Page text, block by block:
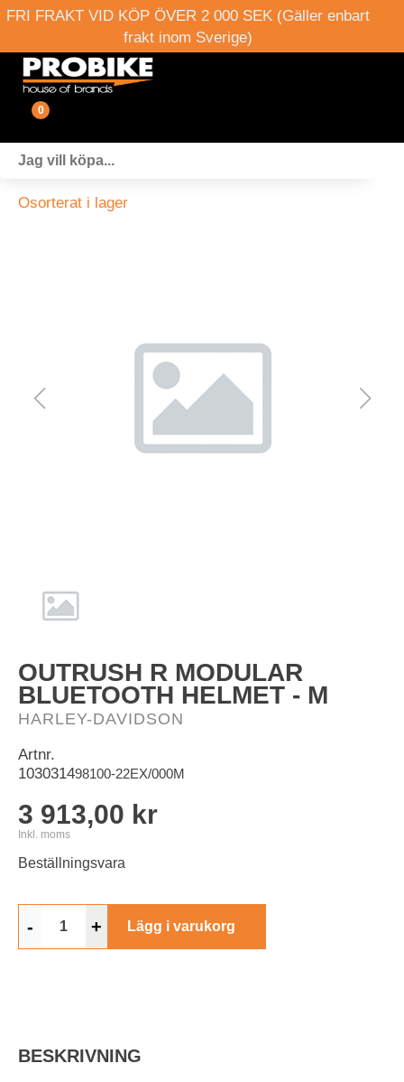
FRI FRAKT VID KÖP ÖVER 2 000 SEK (Gäller enbart
frakt inom Sverige)
0
Om oss
Osorterat i lager
OUTRUSH R MODULAR
BLUETOOTH HELMET - M
HARLEY-DAVIDSON
Artnr.
103031498100-22EX/000M
3 913,00 kr
Inkl. moms
Beställningsvara
- + Lägg i varukorg
BESKRIVNING